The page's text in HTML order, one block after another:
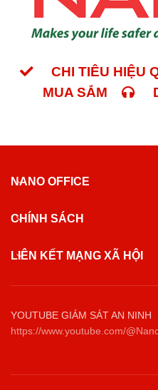
CHI TIÊU HIỆU
MUA SẮM
NANO OFFICE
CHÍNH SÁCH
LIÊN KẾT MẠNG XÃ HỘI
YOUTUBE GIÁM SÁT AN NINH
https://www.youtube.com/